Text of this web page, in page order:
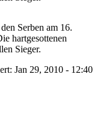
Serben am 16.
hartgesottenen
Sieger.
Jan 29, 2010 - 12:40